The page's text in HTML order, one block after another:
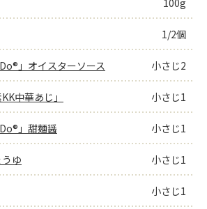
100g
1/2個
Do®」オイスターソース 小さじ2
KK中華あじ」 小さじ1
」甜麺醤 小さじ1
ゆ 小さじ1
小さじ1